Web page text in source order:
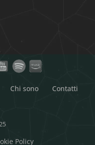
Chi sono
Contatti
Policy